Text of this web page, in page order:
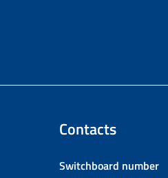
Contacts
Switchboard number